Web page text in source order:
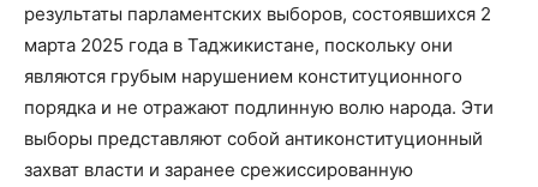
результаты парламентских выборов, состоявшихся 2
марта 2025 года в Таджикистане, поскольку они
являются грубым нарушением конституционного
порядка и не отражают подлинную волю народа. Эти
выборы представляют собой антиконституционный
захват власти и заранее срежиссированную